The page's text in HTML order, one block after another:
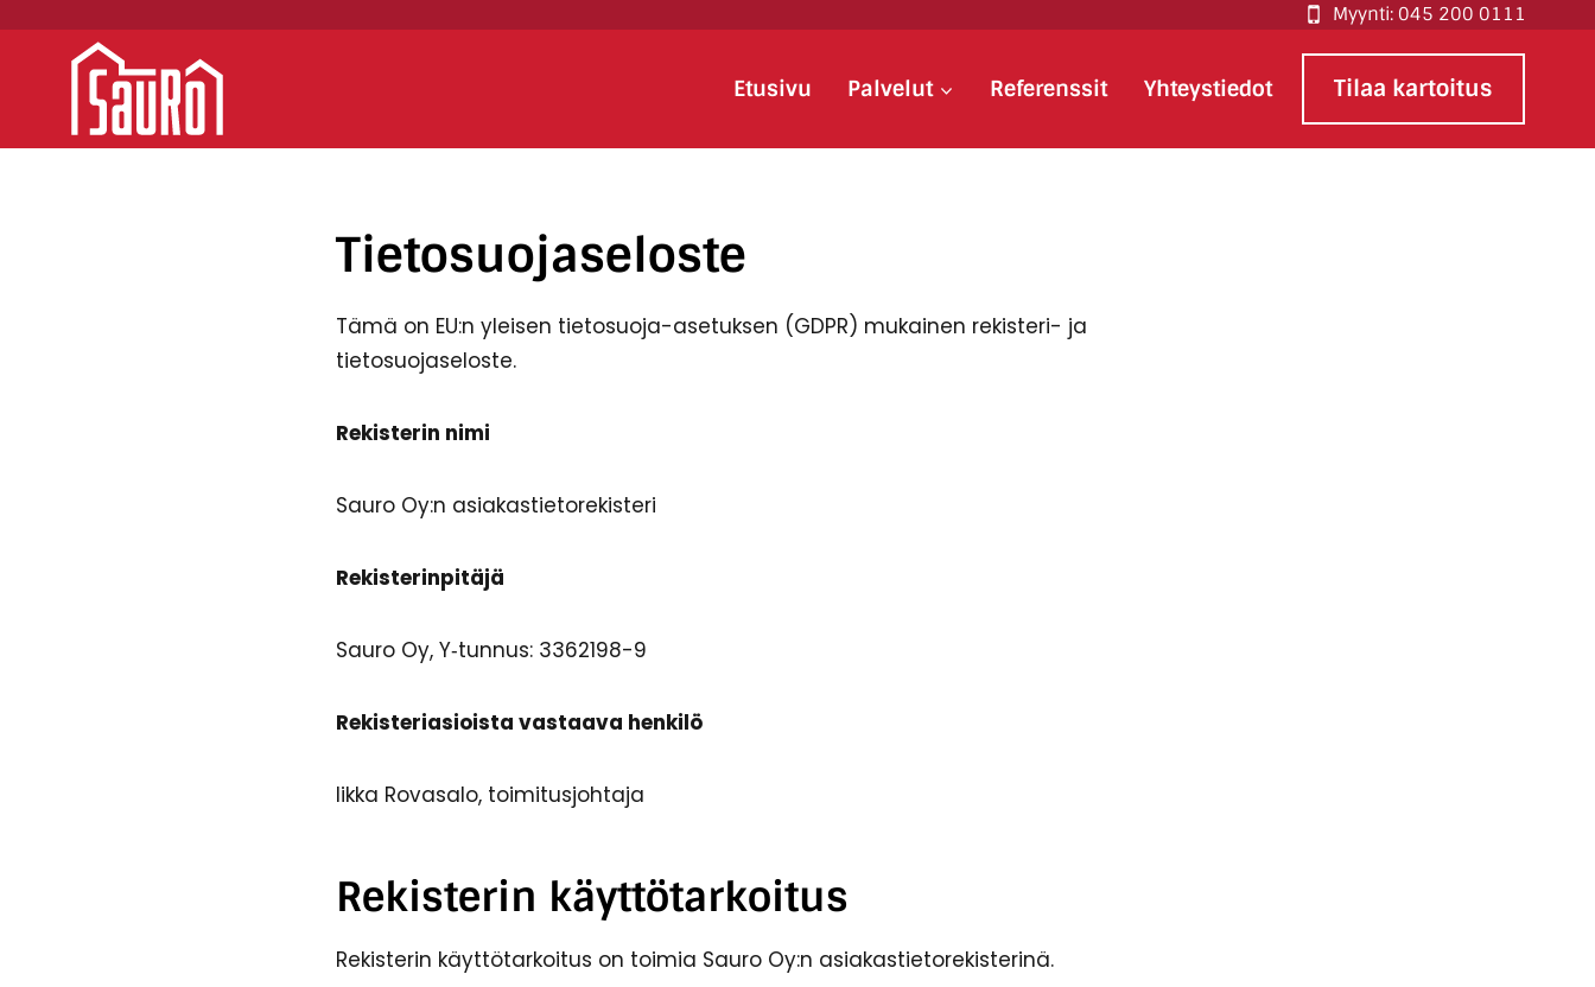
sisältöön
Myynti: 045 200 0111
Etusivu Palvelut Referenssit Yhteystiedot Tilaa kartoitus
Tietosuojaseloste
Tämä on EU:n yleisen tietosuoja-asetuksen (GDPR) mukainen rekisteri- ja
tietosuojaseloste.
Rekisterin nimi
Sauro Oy:n asiakastietorekisteri
Rekisterinpitäjä
Sauro Oy, Y‑tunnus: 3362198-9
Rekisteriasioista vastaava henkilö
Iikka Rovasalo, toimitusjohtaja
Rekisterin käyttötarkoitus​
Rekisterin käyttötarkoitus on toimia Sauro Oy:n asiakastietorekisterinä.